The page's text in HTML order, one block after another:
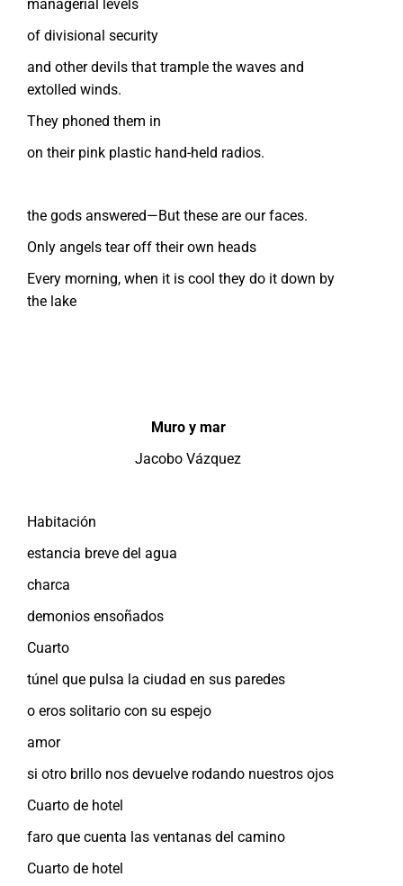
managerial levels
of divisional security
and other devils that trample the waves and
extolled winds.
They phoned them in
on their pink plastic hand-held radios.
the gods answered—But these are our faces.
Only angels tear off their own heads
Every morning, when it is cool they do it down by
the lake
Muro y mar
Jacobo Vázquez
Habitación
estancia breve del agua
charca
demonios ensoñados
Cuarto
túnel que pulsa la ciudad en sus paredes
o eros solitario con su espejo
amor
si otro brillo nos devuelve rodando nuestros ojos
Cuarto de hotel
faro que cuenta las ventanas del camino
Cuarto de hotel